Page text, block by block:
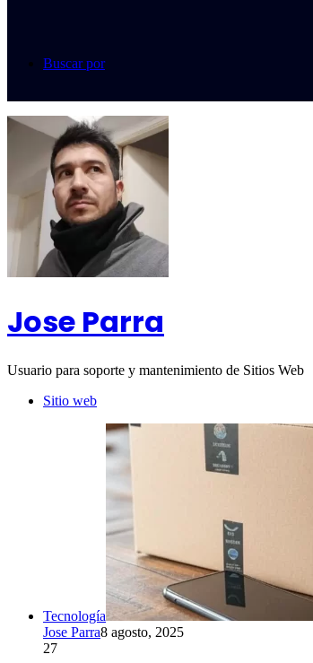
Buscar por
Jose Parra
Usuario para soporte y mantenimiento de Sitios Web
Sitio web
Tecnología
Jose Parra8 agosto, 2025
27